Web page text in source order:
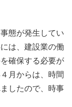
態が発生してい
は、建設業の働
確保する必要が
月からは、時間
したので、時事